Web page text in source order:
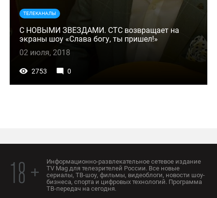
ТЕЛЕКАНАЛЫ
С НОВЫМИ ЗВЕЗДАМИ. СТС возвращает на
экраны шоу «Слава богу, ты пришел!»
02 июля, 2018
2753 0
18 +
Информационно-развлекательное сетевое издание
TV Mag для телезрителей России. Все новые
сериалы, ТВ-шоу, фильмы, видеоблоги, новости шоу-
бизнеса, спорта и цифровых технологий. Программа
ТВ-передач на сегодня.